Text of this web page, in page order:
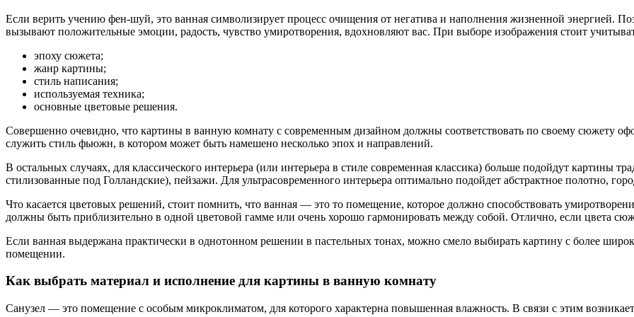
Если верить учению фен-шуй, это ванная символизирует процесс очищения от негатива и наполнения жизненной энергией.
вызывают положительные эмоции, радость, чувство умиротворения, вдохновляют вас. При выборе изображения стоит
эпоху сюжета;
жанр картины;
стиль написания;
используемая техника;
основные цветовые решения.
Совершенно очевидно, что картины в ванную комнату с современным дизайном должны соответствовать по своему сюжету
служить стиль фьюжн, в котором может быть намешено несколько эпох и направлений.
В остальных случаях, для классического интерьера (или интерьера в стиле современная классика) больше подойдут
стилизованные под Голландские), пейзажи. Для ультрасовременного интерьера оптимально подойдет абстрактное полотно,
Что касается цветовых решений, стоит помнить, что ванная — это то помещение, которое должно способствовать
должны быть приблизительно в одной цветовой гамме или очень хорошо гармонировать между собой. Отлично, если цвета
Если ванная выдержана практически в однотонном решении в пастельных тонах, можно смело выбирать картину с более
помещении.
Как выбрать материал и исполнение для картины в ванную комнату
Санузел — это помещение с особым микроклиматом, для которого характерна повышенная влажность. В связи с этим